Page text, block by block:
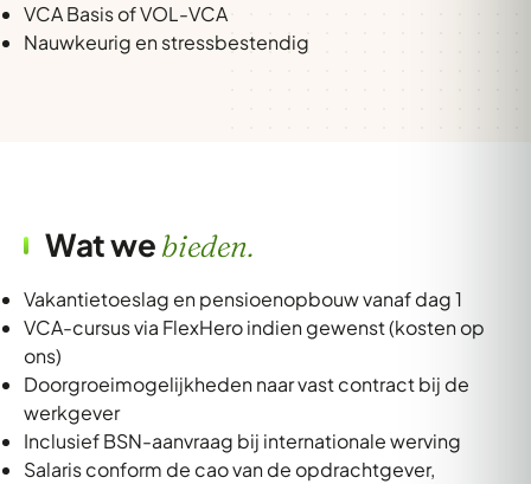
VCA Basis of VOL-VCA
Nauwkeurig en stressbestendig
Wat webieden.
Vakantietoeslag en pensioenopbouw vanaf dag 1
VCA-cursus via FlexHero indien gewenst (kosten op
ons)
Doorgroeimogelijkheden naar vast contract bij de
werkgever
Inclusief BSN-aanvraag bij internationale werving
Salaris conform de cao van de opdrachtgever,